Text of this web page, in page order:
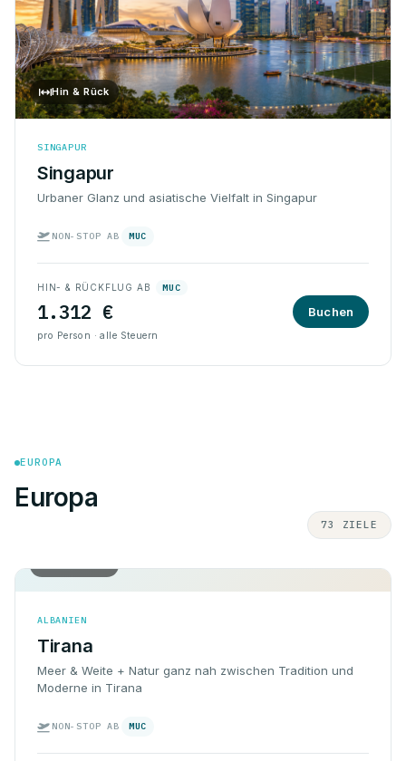
Hin & Rück
SINGAPUR
Singapur
Urbaner Glanz und asiatische Vielfalt in Singapur
NON-STOP AB MUC
HIN- & RÜCKFLUG AB MUC
1.312 €
pro Person · alle Steuern
Buchen
EUROPA
Europa
73 ZIELE
ALBANIEN
Tirana
Meer & Weite + Natur ganz nah zwischen Tradition und
Moderne in Tirana
NON-STOP AB MUC